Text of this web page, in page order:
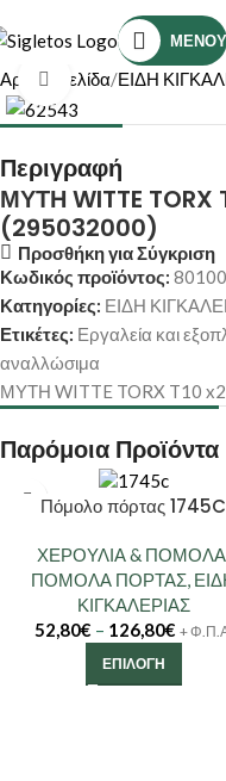
ΜΕΝΟΎ
Αρχική σελίδα ΕΙΔΗ
Κάντε κλικ για
Περιγραφή
ΜΥΤΗ WITTE
(295032000)
Προσθήκη για Σύγκριση
Κωδικός προϊόντος:
Κατηγορίες: ΕΙΔΗ
Ετικέτες: Εργαλεία και
αναλλώσιμα
ΜΥΤΗ WITTE TORX T10
Παρόμοια Προϊόντα
Πόμολο πόρτας 1745C
ΧΕΡΟΥΛΙΑ & ΠΟΜΟΛΑ
ΠΟΜΟΛΑ ΠΟΡΤΑΣ,
ΚΙΓΚΑΛΕΡΙΑΣ
52,80€ – 126,80€ +
ΕΠΙΛΟΓΉ